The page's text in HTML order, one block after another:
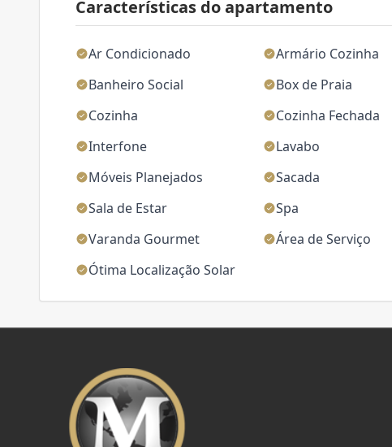
Características do apartamento
Ar Condicionado Armário Cozinha
Banheiro Social
Box de Praia
Cozinha
Cozinha Fechada
Interfone
Lavabo
Móveis Planejados
Sacada
Sala de Estar
Spa
Varanda Gourmet
Área de Serviço
Ótima Localização Solar